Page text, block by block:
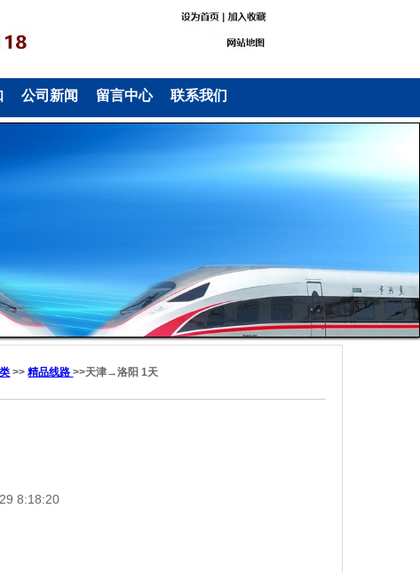
公司新闻 留言中心 联系我们
>>精品线路>>天津→洛阳 1天
8:18:20